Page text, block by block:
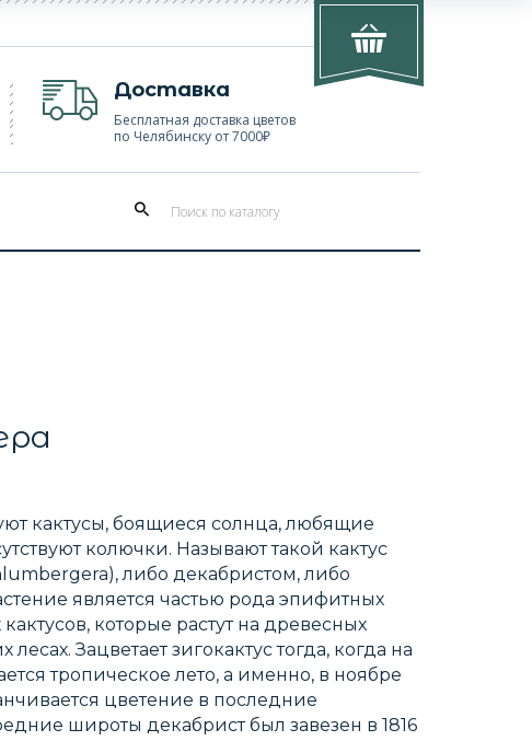
Доставка
Бесплатная доставка цветов
по Челябинску от 7000₽
кактусы, боящиеся солнца, любящие
колючки. Называют такой кактус
либо декабристом, либо
является частью рода эпифитных
которые растут на древесных
лесах. Зацветает зигокактус тогда, когда на
тропическое лето, а именно, в ноябре
цветение в последние
широты декабрист был завезен в 1816